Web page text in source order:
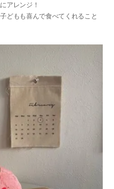
アレンジ！
どもも喜んで食べてくれること